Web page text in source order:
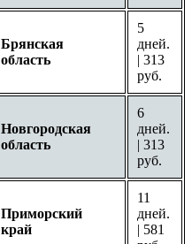
Брянская
область
5
дней.
| 313
руб.
Новгородская
область
6
дней.
| 313
руб.
Приморский
край
11
дней.
| 581